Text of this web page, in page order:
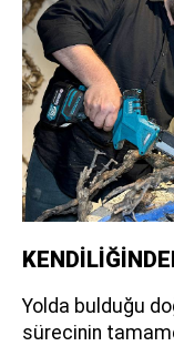
Yolda bulduğu
sürecinin